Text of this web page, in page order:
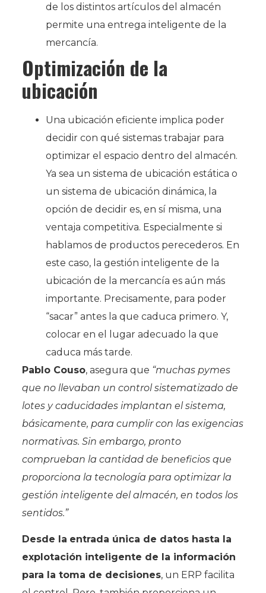
de los distintos artículos del almacén
permite una entrega inteligente de la
mercancía.
Optimización de la
ubicación
Una ubicación eficiente implica poder
decidir con qué sistemas trabajar para
optimizar el espacio dentro del almacén.
Ya sea un sistema de ubicación estática o
un sistema de ubicación dinámica, la
opción de decidir es, en sí misma, una
ventaja competitiva. Especialmente si
hablamos de productos perecederos. En
este caso, la gestión inteligente de la
ubicación de la mercancía es aún más
importante. Precisamente, para poder
“sacar” antes la que caduca primero. Y,
colocar en el lugar adecuado la que
caduca más tarde.
Pablo Couso, asegura que “muchas pymes
que no llevaban un control sistematizado de
lotes y caducidades implantan el sistema,
básicamente, para cumplir con las exigencias
normativas. Sin embargo, pronto
comprueban la cantidad de beneficios que
proporciona la tecnología para optimizar la
gestión inteligente del almacén, en todos los
sentidos.”
Desde la entrada única de datos hasta la
explotación inteligente de la información
para la toma de decisiones, un ERP facilita